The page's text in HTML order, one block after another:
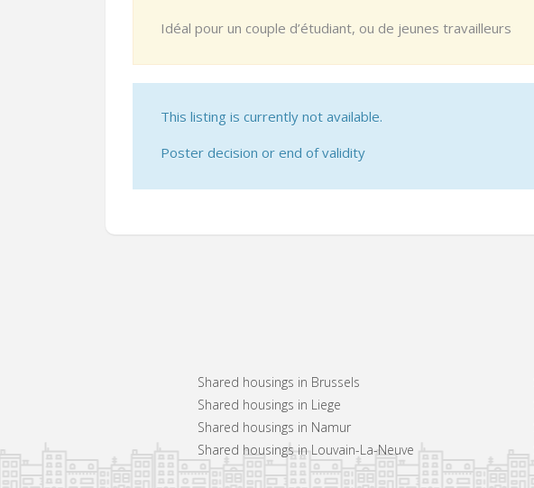
Idéal pour un couple d’étudiant, ou de jeunes travailleurs
This listing is currently not available.
Poster decision or end of validity
Shared housings in Brussels
Shared housings in Liege
Shared housings in Namur
Shared housings in Louvain-La-Neuve